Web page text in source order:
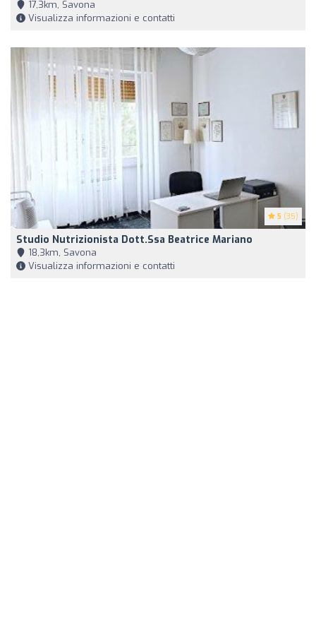
17,3km, Savona
Visualizza informazioni e contatti
5 (35)
Studio Nutrizionista Dott.ssa Beatrice Mariano
18,3km, Savona
Visualizza informazioni e contatti